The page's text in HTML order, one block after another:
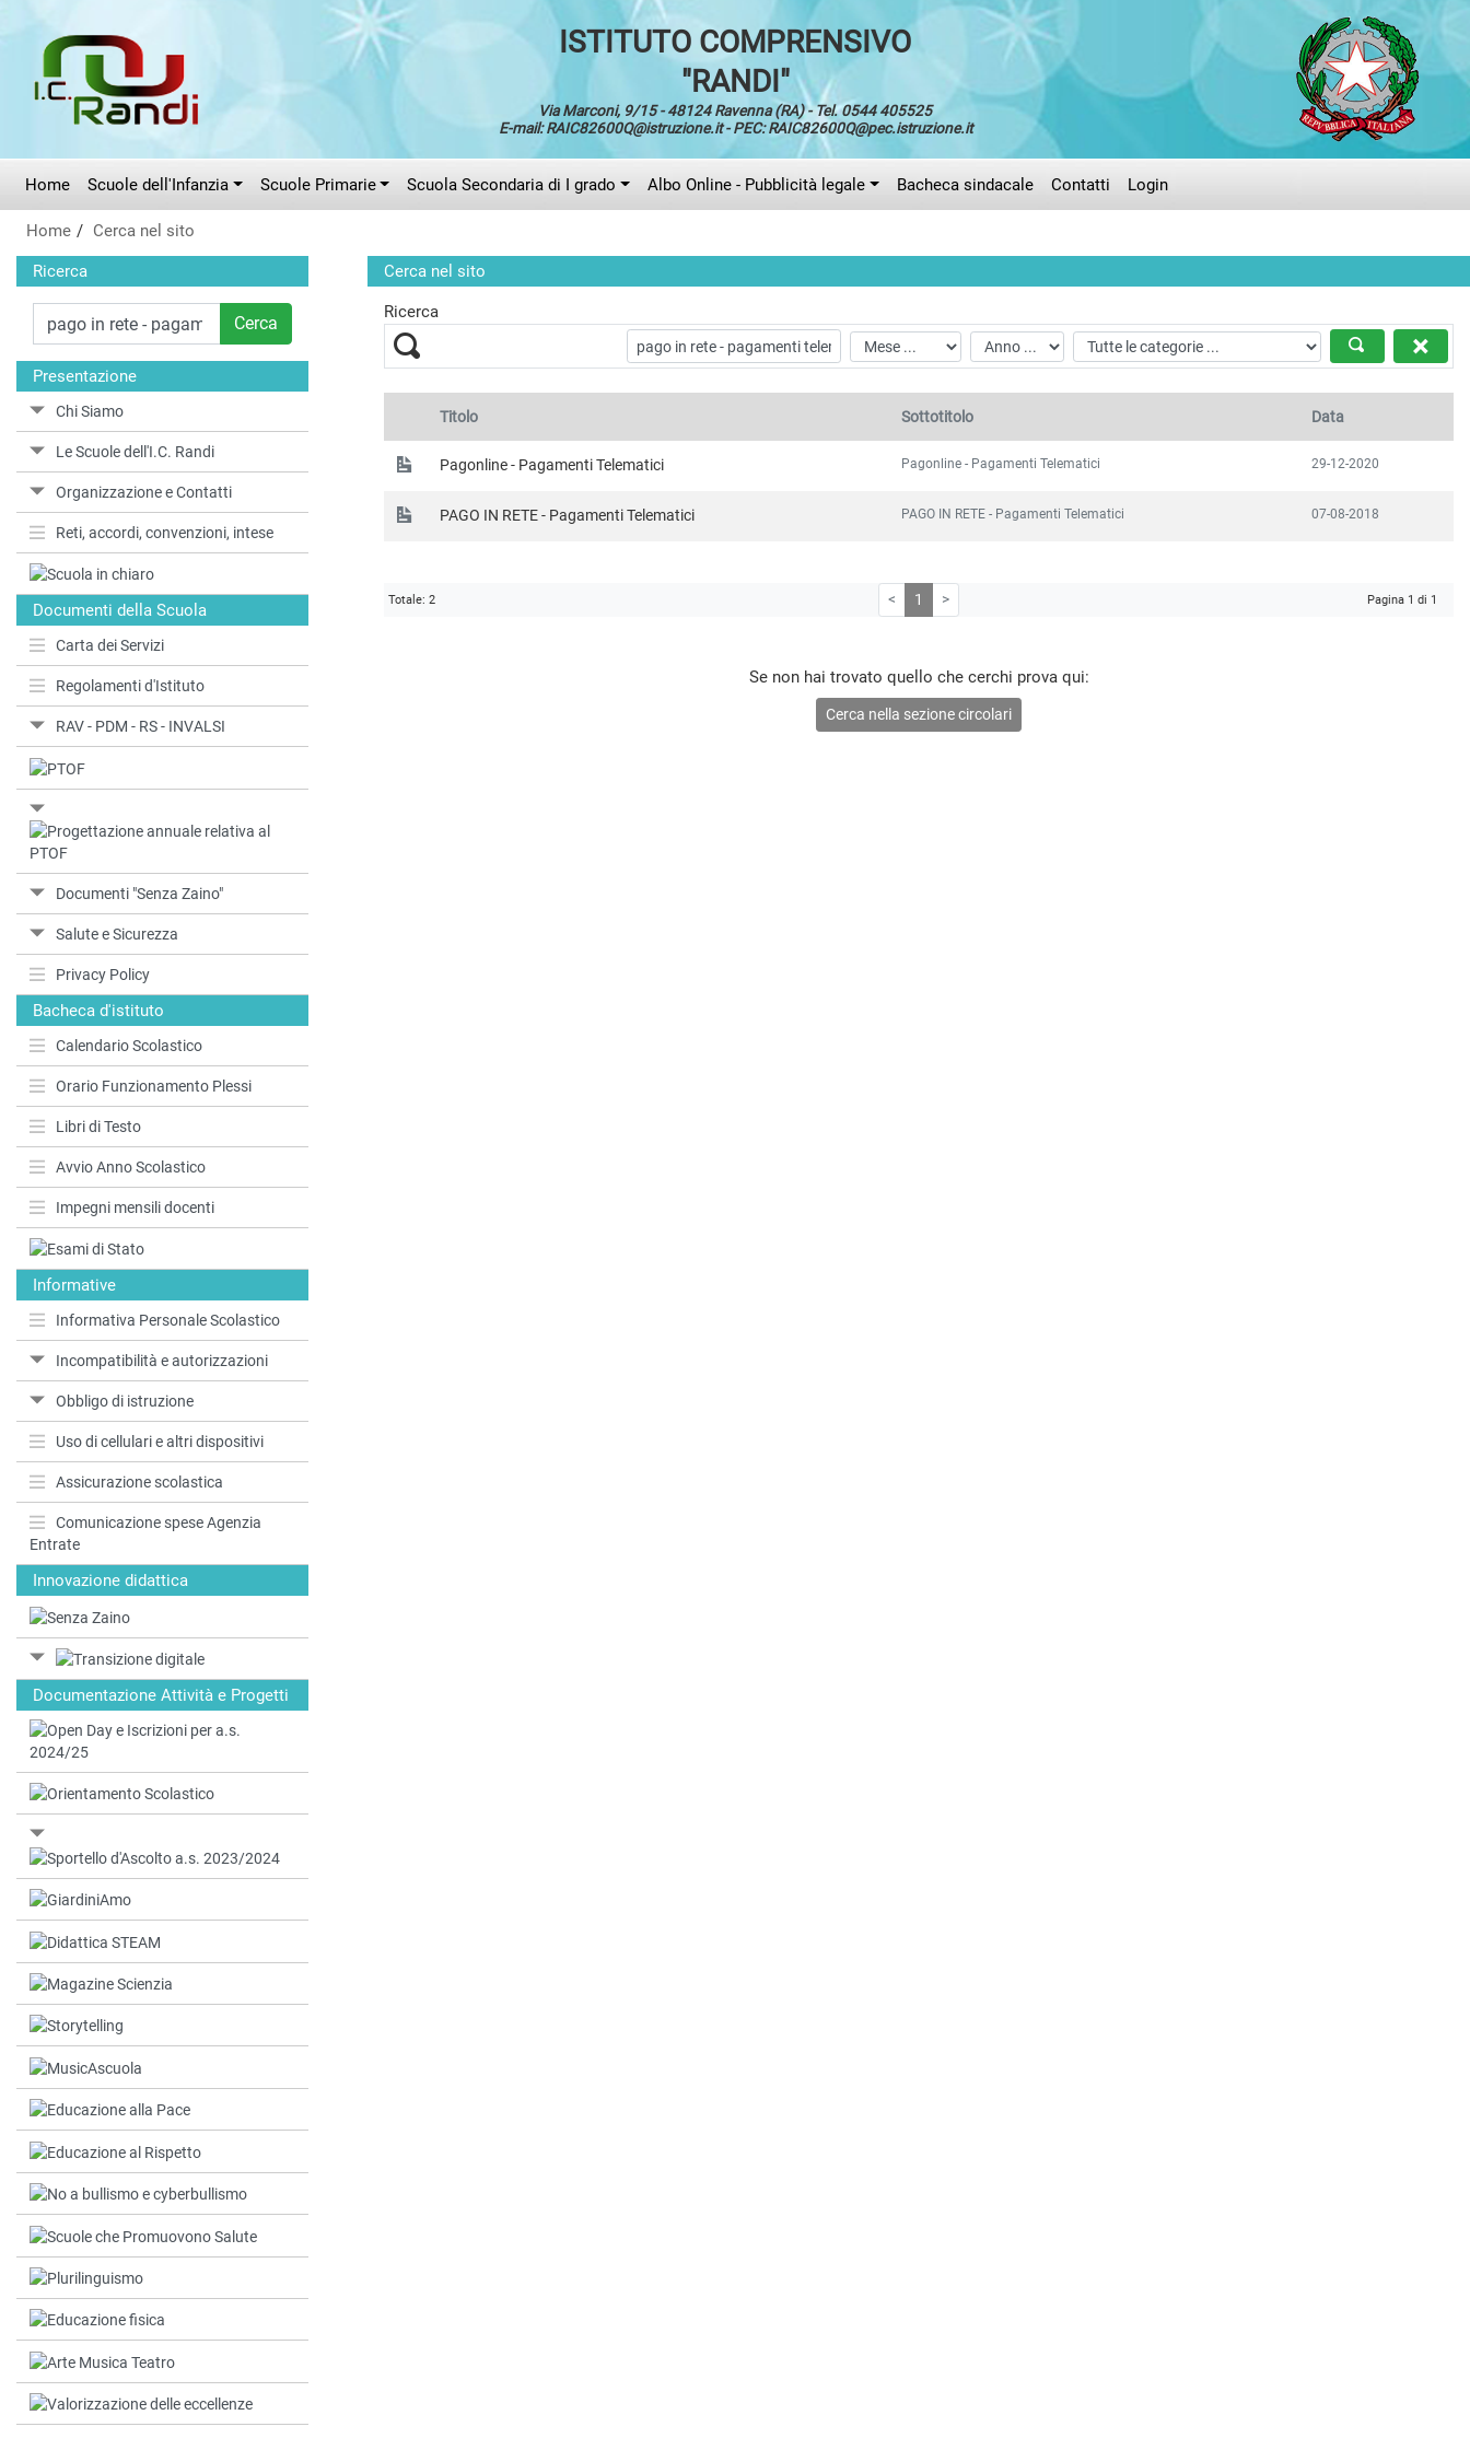
ISTITUTO COMPRENSIVO
"RANDI"
Via Marconi, 9/15 - 48124 Ravenna (RA) - Tel. 0544 405525
E-mail: RAIC82600Q@istruzione.it - PEC: RAIC82600Q@pec.istruzione.it
Home Scuole dell'Infanzia Scuole Primarie Scuola Secondaria di I grado Albo Online - Pubblicità legale Bacheca sindacale Contatti Login
Home Cerca nel sito
Ricerca
Cerca
Presentazione
Chi Siamo
Le Scuole dell'I.C. Randi
Organizzazione e Contatti
Reti, accordi, convenzioni, intese
Documenti della Scuola
Carta dei Servizi
Regolamenti d'Istituto
RAV - PDM - RS - INVALSI
Documenti "Senza Zaino"
Salute e Sicurezza
Privacy Policy
Bacheca d'istituto
Calendario Scolastico
Orario Funzionamento Plessi
Libri di Testo
Avvio Anno Scolastico
Impegni mensili docenti
Informative
Informativa Personale Scolastico
Incompatibilità e autorizzazioni
Obbligo di istruzione
Uso di cellulari e altri dispositivi
Assicurazione scolastica
Comunicazione spese Agenzia
Entrate
Innovazione didattica
Documentazione Attività e Progetti
Cerca nel sito
Ricerca
Titolo Sottotitolo Data
Pagonline - Pagamenti Telematici Pagonline - Pagamenti Telematici 29-12-2020
PAGO IN RETE - Pagamenti Telematici PAGO IN RETE - Pagamenti Telematici 07-08-2018
Totale: 2 < 1 > Pagina 1 di 1
Se non hai trovato quello che cerchi prova qui:
Cerca nella sezione circolari